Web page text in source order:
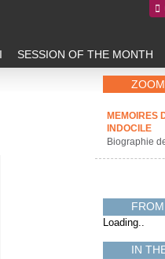
SESSION OF THE MONTH
MEMOIRES
INDOCILE
Biographie
Loading..
IN